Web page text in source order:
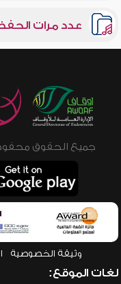
عدد مرات
جميع الحقوق محفوظة © 2026 - 1998
وثيقة الخصوصية
لغات الموقع: